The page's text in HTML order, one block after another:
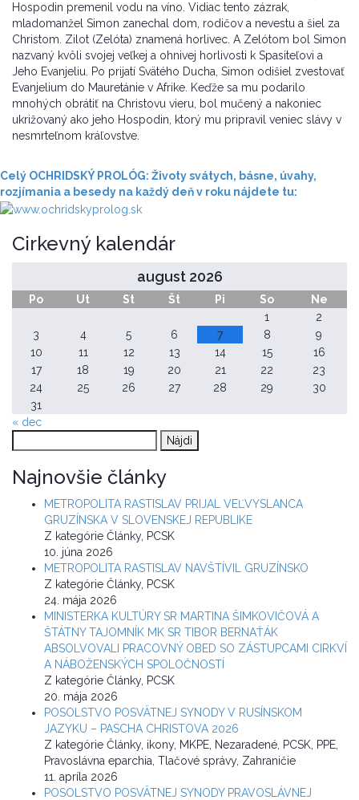
Hospodin premenil vodu na víno. Vidiac tento zázrak,
mladomanžel Simon zanechal dom, rodičov a nevestu a šiel za
Christom. Zilot (Zelóta) znamená horlivec. A Zelótom bol Simon
nazvaný kvôli svojej veľkej a ohnivej horlivosti k Spasiteľovi a
Jeho Evanjeliu. Po prijatí Svätého Ducha, Simon odišiel zvestovať
Evanjelium do Mauretánie v Afrike. Keďže sa mu podarilo
mnohých obrátiť na Christovu vieru, bol mučený a nakoniec
ukrižovaný ako jeho Hospodin, ktorý mu pripravil veniec slávy v
nesmrteľnom kráľovstve.
Celý OCHRIDSKÝ PROLÓG: Životy svátych, básne, úvahy,
rozjímania a besedy na každý deň v roku nájdete tu:
Cirkevný kalendár
august 2026
Po Ut St Št Pi So
Ne
1
2
3
4 5 6 7 8
9
10
11 12 13 14 15
16
17
18 19 20 21 22
23
24
25 26 27 28 29
30
31
« dec
Najnovšie články
METROPOLITA RASTISLAV PRIJAL VEĽVYSLANCA
GRUZÍNSKA V SLOVENSKEJ REPUBLIKE
Z kategórie Články, PCSK
10. júna 2026
METROPOLITA RASTISLAV NAVŠTÍVIL GRUZÍNSKO
Z kategórie Články, PCSK
24. mája 2026
MINISTERKA KULTÚRY SR MARTINA ŠIMKOVIČOVÁ A
ŠTÁTNY TAJOMNÍK MK SR TIBOR BERNAŤÁK
ABSOLVOVALI PRACOVNÝ OBED SO ZÁSTUPCAMI CIRKVÍ
A NÁBOŽENSKÝCH SPOLOČNOSTÍ
Z kategórie Články, PCSK
20. mája 2026
POSOLSTVO POSVÄTNEJ SYNODY V RUSÍNSKOM
JAZYKU – PASCHA CHRISTOVA 2026
Z kategórie Články, ikony, MKPE, Nezaradené, PCSK, PPE,
Pravoslávna eparchia, Tlačové správy, Zahraničie
11. apríla 2026
POSOLSTVO POSVÄTNEJ SYNODY PRAVOSLÁVNEJ